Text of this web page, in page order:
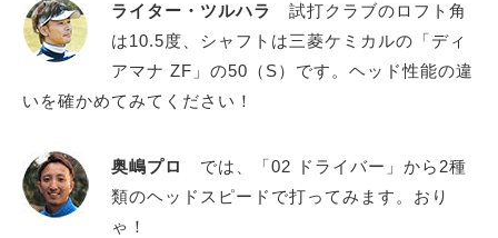
ライター・ツルハラ
試打クラブのロフト角
は10.5度、シャフトは三菱ケミカルの「ディ
アマナ ZF」の50（S）です。ヘッド性能の違
いを確かめてみてください！
奥嶋プロ
では、「02 ドライバー」から2種
類のヘッドスピードで打ってみます。おり
ゃ！